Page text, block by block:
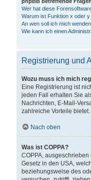
Wer hat diese
Warum ist Funktion x oder
An wen soll ich mich
Wie kann ich einen
Registrierung und
Wozu muss ich mich
Eine Registrierung ist
jeden Fall erhalten Sie
Nachrichten, E-Mail-
zahlreiche Vorteile bietet.
Nach oben
Was ist COPPA?
COPPA,
Gesetz in den USA,
beziehungsweise des